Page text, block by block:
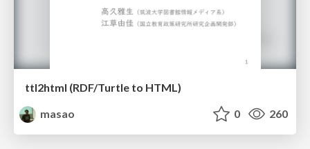
ttl2html (RDF/Turtle to HTML)
masao
0 260